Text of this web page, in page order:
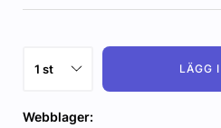
LÄGG
Webblager: